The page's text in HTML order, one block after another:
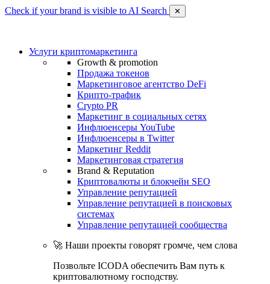
Check if your brand is visible to AI Search ✕
Услуги криптомаркетинга
Growth & promotion
Продажа токенов
Маркетинговое агентство DeFi
Крипто-трафик
Crypto PR
Маркетинг в социальных сетях
Инфлюенсеры YouTube
Инфлюенсеры в Twitter
Маркетинг Reddit
Маркетинговая стратегия
Brand & Reputation
Криптовалюты и блокчейн SEO
Управление репутацией
Управление репутацией в поисковых
системах
Управление репутацией сообщества
🚀 Наши проекты говорят громче, чем слова
Позвольте ICODA обеспечить Вам путь к
криптовалютному господству.